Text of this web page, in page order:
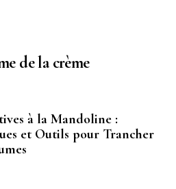
de la crème
à la Mandoline :
et Outils pour Trancher